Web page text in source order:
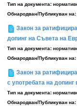
Тип на документа:
Обнародван/Публикуван на:
Закон за
допинг на Съвета на
Тип на документа:
Обнародван/Публикуван на:
Закон за
с употребата на допинг
Тип на документа:
Обнародван/Публикуван на: